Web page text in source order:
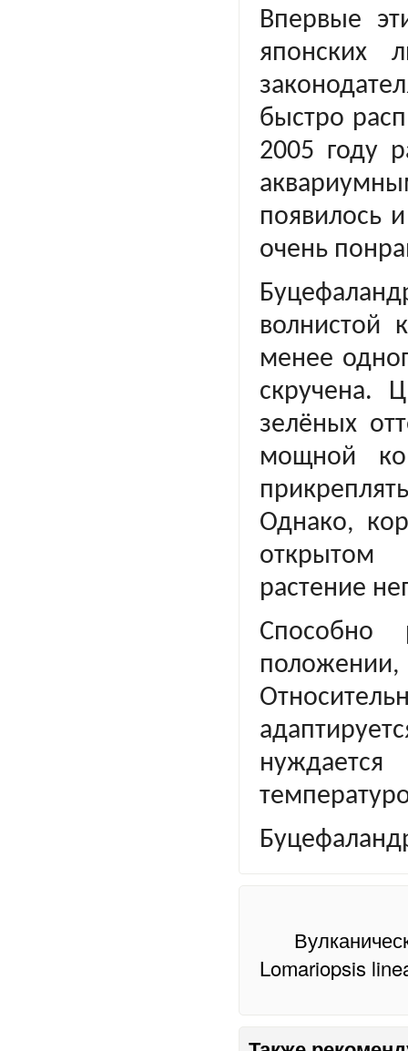
Впервые
японских
быстро
2005 году
появилось
очень
волнистой
менее
скручена.
зелёных
мощной
Однако,
открытом
растение
Способно
т
Lomariopsis